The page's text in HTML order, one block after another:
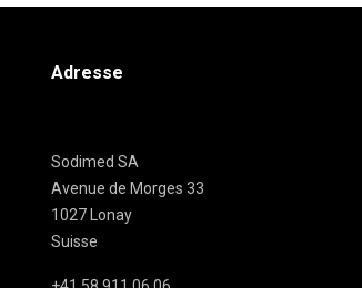
Adresse
Sodimed SA
Avenue de Morges 33
1027 Lonay
Suisse